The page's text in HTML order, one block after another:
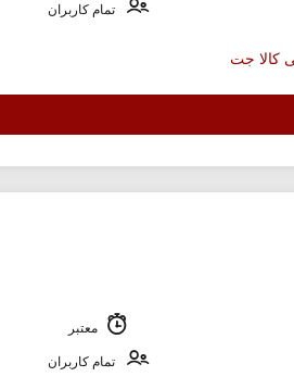
تمام کاربران
معتبر
تمام کاربران